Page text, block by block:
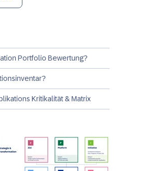
Portfolio Bewertung?
Kritikalität & Matrix